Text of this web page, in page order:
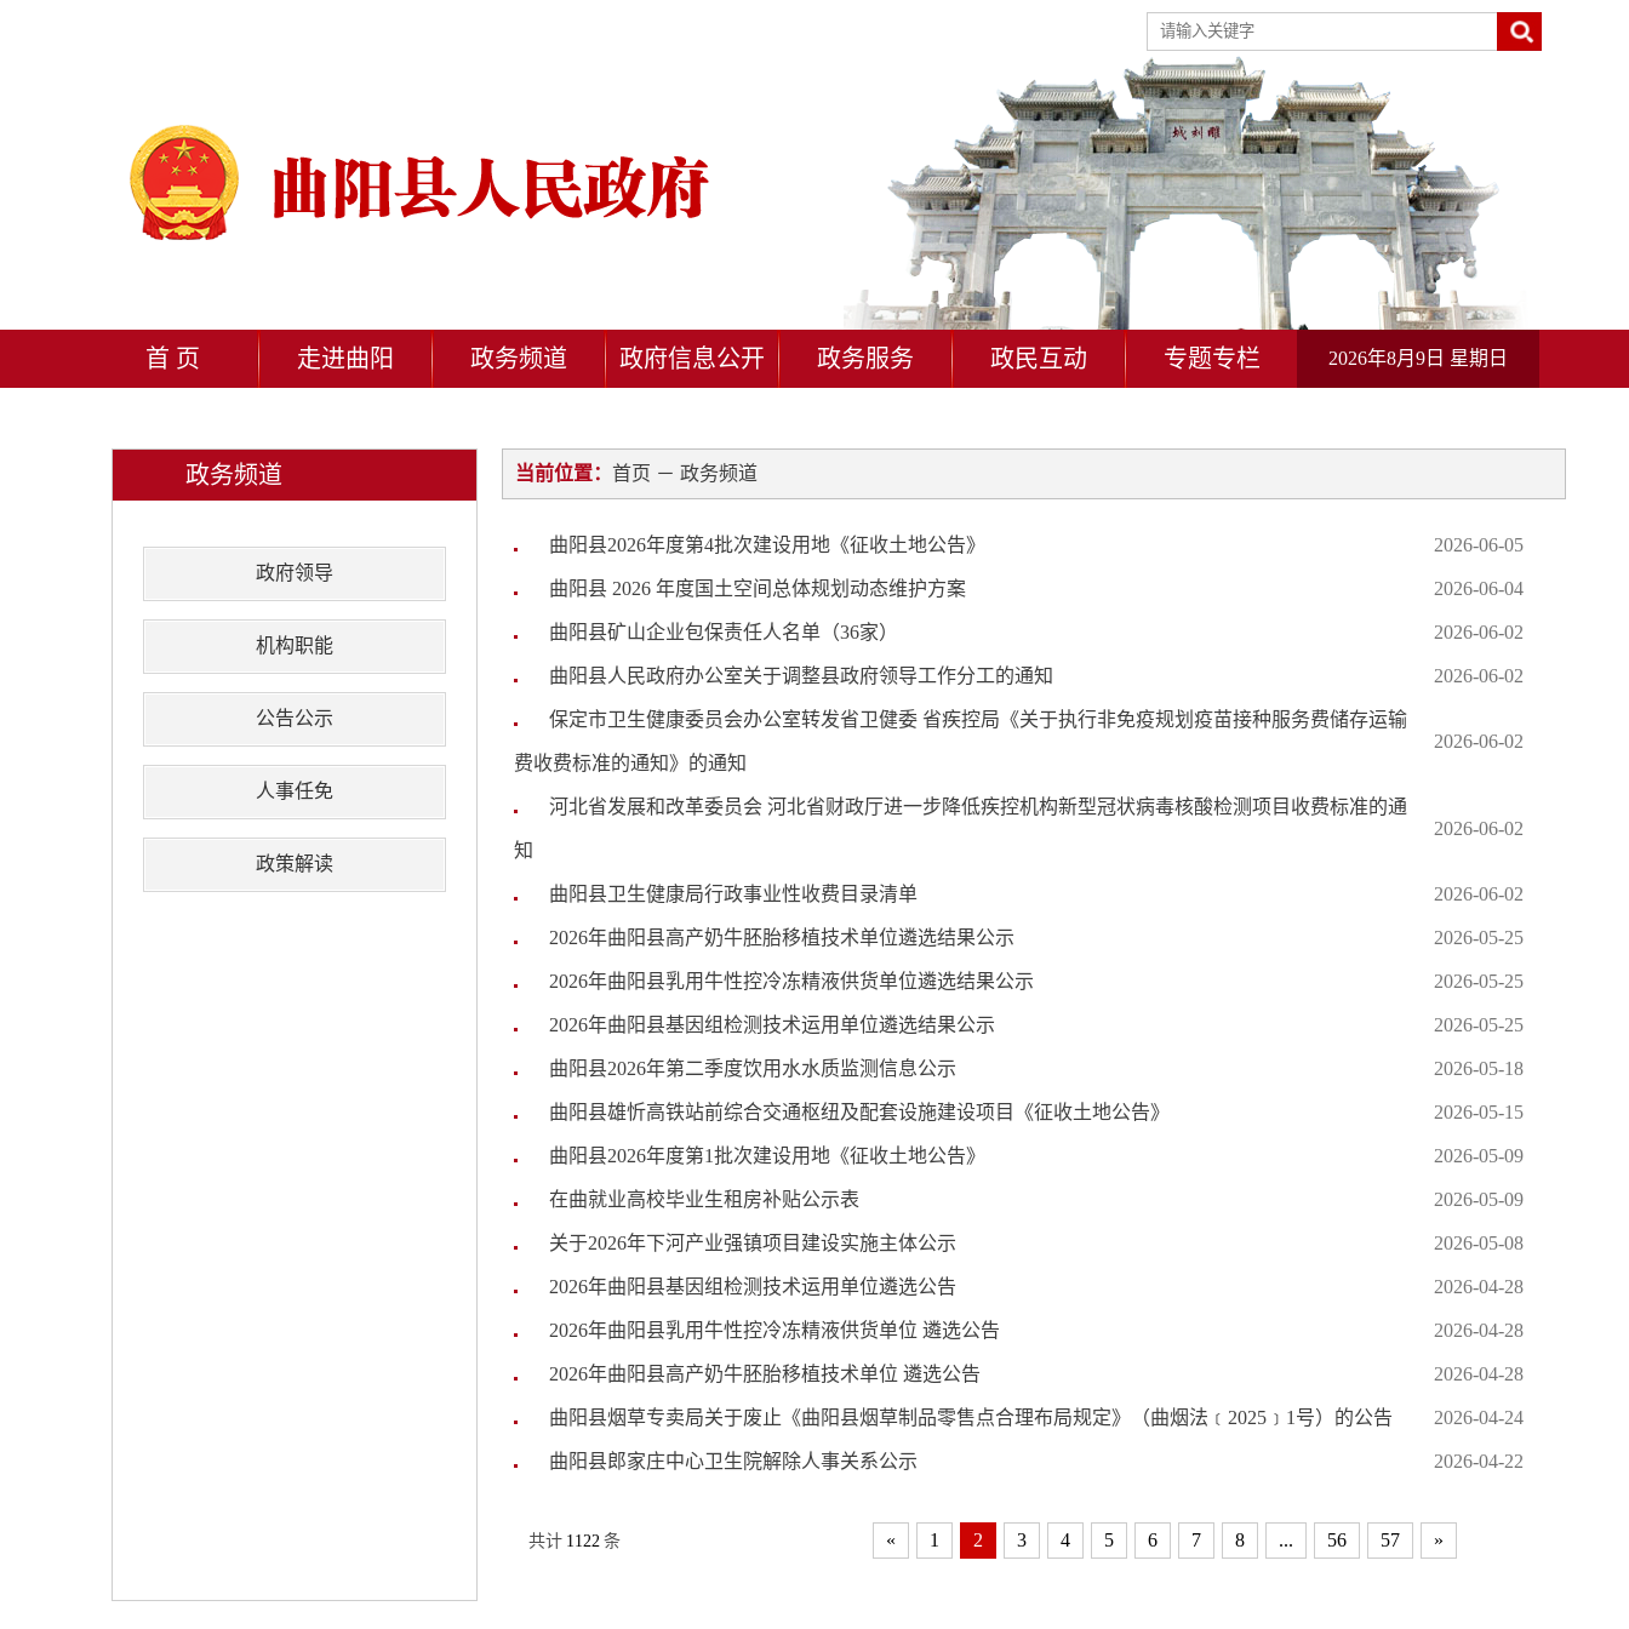
首 页 走进曲阳 政务频道 政府信息公开 政务服务 政民互动 专题专栏 2026年8月9日 星期日
政务频道
政府领导
机构职能
公告公示
人事任免
政策解读
当前位置： 首页 － 政务频道
曲阳县2026年度第4批次建设用地《征收土地公告》 2026-06-05
曲阳县 2026 年度国土空间总体规划动态维护方案 2026-06-04
曲阳县矿山企业包保责任人名单（36家） 2026-06-02
曲阳县人民政府办公室关于调整县政府领导工作分工的通知 2026-06-02
保定市卫生健康委员会办公室转发省卫健委 省疾控局《关于执行非免疫规划疫苗接种服务费储存运输
费收费标准的通知》的通知
2026-06-02
河北省发展和改革委员会 河北省财政厅进一步降低疾控机构新型冠状病毒核酸检测项目收费标准的通
知
2026-06-02
曲阳县卫生健康局行政事业性收费目录清单 2026-06-02
2026年曲阳县高产奶牛胚胎移植技术单位遴选结果公示 2026-05-25
2026年曲阳县乳用牛性控冷冻精液供货单位遴选结果公示 2026-05-25
2026年曲阳县基因组检测技术运用单位遴选结果公示 2026-05-25
曲阳县2026年第二季度饮用水水质监测信息公示 2026-05-18
曲阳县雄忻高铁站前综合交通枢纽及配套设施建设项目《征收土地公告》 2026-05-15
曲阳县2026年度第1批次建设用地《征收土地公告》 2026-05-09
在曲就业高校毕业生租房补贴公示表 2026-05-09
关于2026年下河产业强镇项目建设实施主体公示 2026-05-08
2026年曲阳县基因组检测技术运用单位遴选公告 2026-04-28
2026年曲阳县乳用牛性控冷冻精液供货单位 遴选公告 2026-04-28
2026年曲阳县高产奶牛胚胎移植技术单位 遴选公告 2026-04-28
曲阳县烟草专卖局关于废止《曲阳县烟草制品零售点合理布局规定》（曲烟法﹝2025﹞1号）的公告 2026-04-24
曲阳县郎家庄中心卫生院解除人事关系公示 2026-04-22
共计 1122 条 « 1 2 3 4 5 6 7 8 ... 56 57 »